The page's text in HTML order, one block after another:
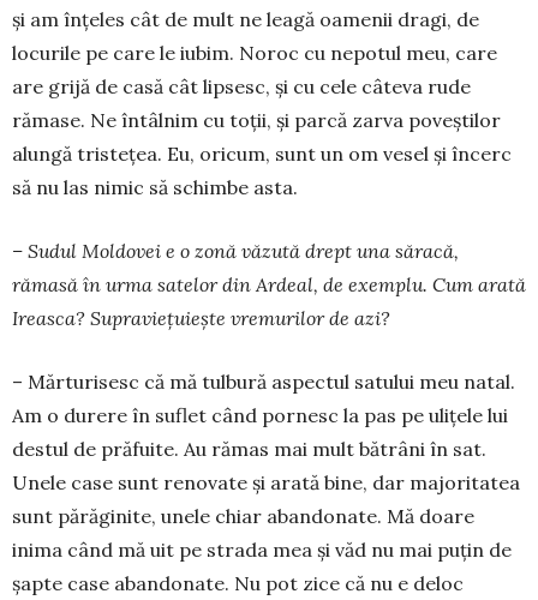
şi am înţeles cât de mult ne leagă oa­menii dragi, de
locurile pe care le iu­bim. Noroc cu nepotul meu, care
are gri­jă de casă cât lipsesc, şi cu cele câte­va rude
rămase. Ne întâlnim cu toţii, şi par­că zarva poveştilor
alun­gă tristeţea. Eu, oricum, sunt un om vesel și încerc
să nu las nimic să schimbe asta.
– Sudul Moldovei e o zonă văzută drept una să­racă,
rămasă în urma sa­telor din Ardeal, de exem­plu. Cum arată
Ireasca? Supraviețuiește vremu­ri­lor de azi?
– Mărturisesc că mă tulbură aspectul satului meu natal.
Am o durere în suflet când pornesc la pas pe uliţele lui
destul de prăfuite. Au rămas mai mult bătrâni în sat.
Unele case sunt renovate şi ara­tă bine, dar majoritatea
sunt părăginite, unele chiar abandonate. Mă doare
inima când mă uit pe strada mea şi văd nu mai puţin de
şapte case abandonate. Nu pot zice că nu e deloc